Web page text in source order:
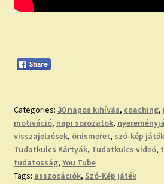
Categories: 30 napos kihívás, coaching,
motiváció, napi sorozatok,
visszajelzések, önismeret, szó-kép játék
Tudatkulcs Kártyák, Tudatkulcs videó,
tudatosság, You Tube
Tags: asszocációk, Szó-Kép játék